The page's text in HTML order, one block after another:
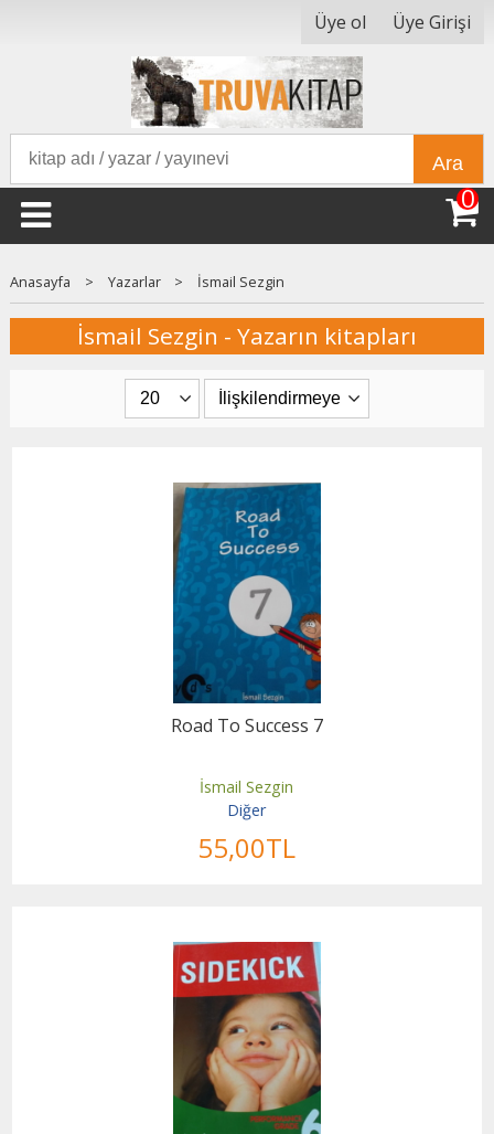
Üye ol Üye Girişi
Ara
0
Anasayfa > Yazarlar > İsmail Sezgin
İsmail Sezgin - Yazarın kitapları
Road To Success 7
İsmail Sezgin
Diğer
55,00TL